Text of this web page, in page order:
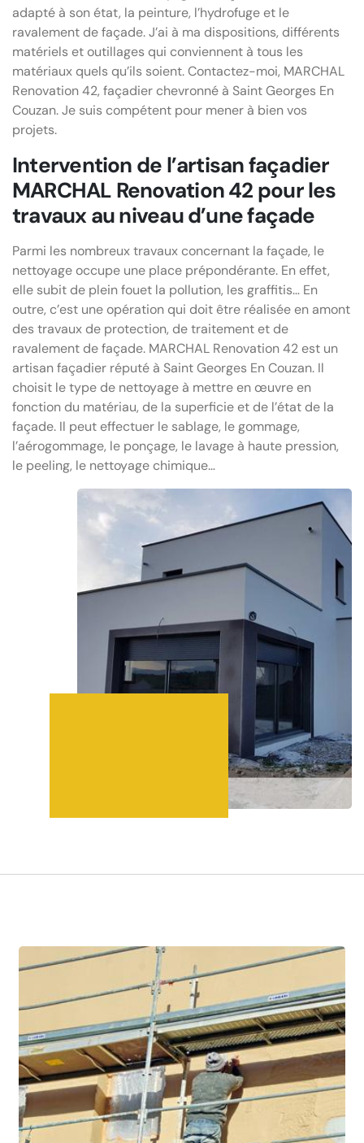
adapté à son état, la peinture, l’hydrofuge et le
ravalement de façade. J’ai à ma dispositions, différents
matériels et outillages qui conviennent à tous les
matériaux quels qu’ils soient. Contactez-moi, MARCHAL
Renovation 42, façadier chevronné à Saint Georges En
Couzan. Je suis compétent pour mener à bien vos
projets.
Intervention de l’artisan façadier
MARCHAL Renovation 42 pour les
travaux au niveau d’une façade
Parmi les nombreux travaux concernant la façade, le
nettoyage occupe une place prépondérante. En effet,
elle subit de plein fouet la pollution, les graffitis… En
outre, c’est une opération qui doit être réalisée en amont
des travaux de protection, de traitement et de
ravalement de façade. MARCHAL Renovation 42 est un
artisan façadier réputé à Saint Georges En Couzan. Il
choisit le type de nettoyage à mettre en œuvre en
fonction du matériau, de la superficie et de l’état de la
façade. Il peut effectuer le sablage, le gommage,
l’aérogommage, le ponçage, le lavage à haute pression,
le peeling, le nettoyage chimique…